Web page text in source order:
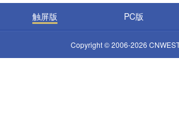
触屏版 PC版
Copyright © 2006-2026